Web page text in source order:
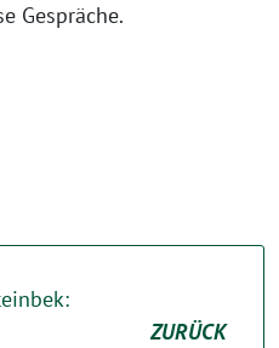
Gespräche.
ZURÜCK